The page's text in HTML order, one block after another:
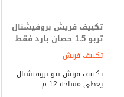
تكييف فريش بروفيشنال
تربو 1.5 حصان بارد فقط
تكييف فريش
تكييف فريش نيو بروفيشنال
يغطي مساحه 12 م ...